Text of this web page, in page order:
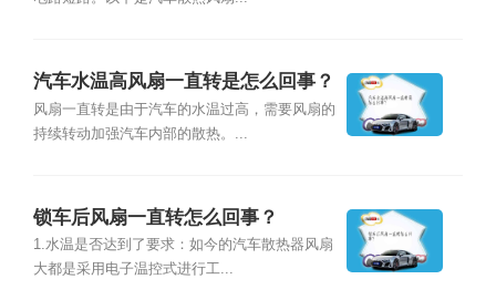
汽车水温高风扇一直转是怎么回事？
风扇一直转是由于汽车的水温过高，需要风扇的
持续转动加强汽车内部的散热。...
锁车后风扇一直转怎么回事？
1.水温是否达到了要求：如今的汽车散热器风扇
大都是采用电子温控式进行工...